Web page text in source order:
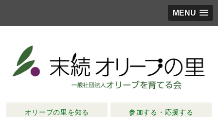
MENU
オリーブの里を知る 参加する・応援する